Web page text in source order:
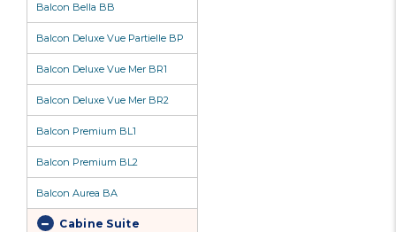
Balcon Bella BB
Balcon Deluxe Vue Partielle BP
Balcon Deluxe Vue Mer BR1
Balcon Deluxe Vue Mer BR2
Balcon Premium BL1
Balcon Premium BL2
Balcon Aurea BA
Cabine Suite